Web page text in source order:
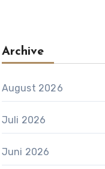
Archive
August 2026
Juli 2026
Juni 2026